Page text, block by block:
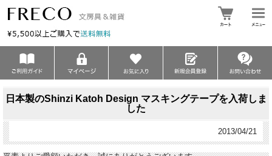
日本製のShinzi Katoh Design マスキングテープを入荷しま
した
2013/04/21